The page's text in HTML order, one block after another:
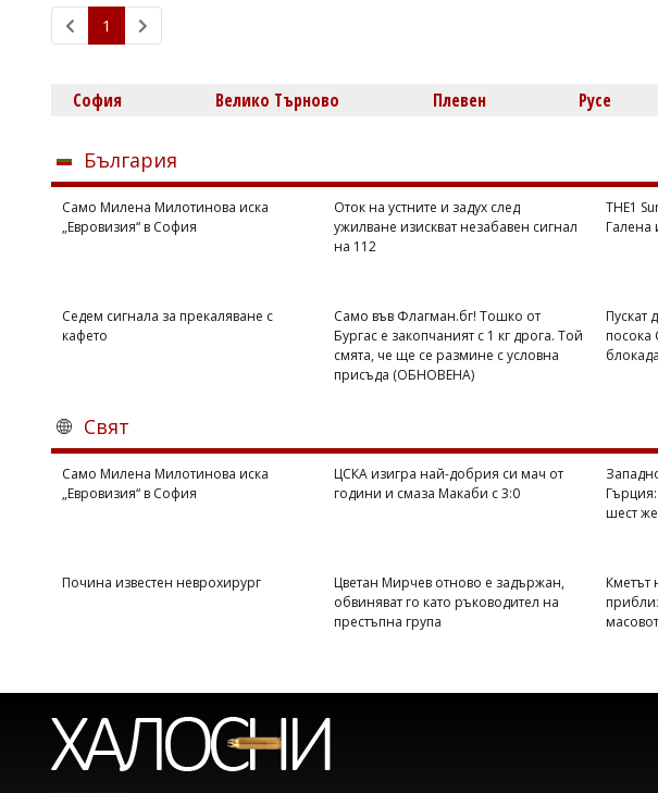
1
София Велико Търново Плевен Русе
България
Само Милена Милотинова иска
„Евровизия“ в София
Оток на устните и задух след
ужилване изискват незабавен сигнал
на 112
THE1
Галена
Седем сигнала за прекаляване с
кафето
Само във Флагман.бг! Тошко от
Бургас е закопчаният с 1 кг дрога. Той
смята, че ще се размине с условна
присъда (ОБНОВЕНА)
Пускат
посока
Свят
Само Милена Милотинова иска
„Евровизия“ в София
ЦСКА изигра най-добрия си мач от
години и смаза Макаби с 3:0
шест
Почина известен неврохирург
Цветан Мирчев отново е задържан,
обвиняват го като ръководител на
престъпна група
Кметът